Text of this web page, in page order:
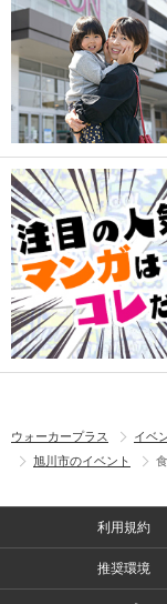
ウォーカープラス イベ
旭川市のイベント
利用規約
推奨環境